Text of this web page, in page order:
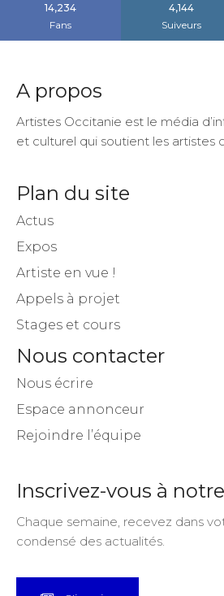
14,234
Fans
4,144
Suiveurs
A propos
Artistes Occitanie est le média
et culturel qui soutient les artistes
Plan du site
Actus
Expos
Artiste en vue !
Appels à projet
Stages et cours
Nous contacter
Nous écrire
Espace annonceur
Rejoindre l’équipe
Inscrivez-vous à
Chaque semaine, recevez dans
condensé des actualités.